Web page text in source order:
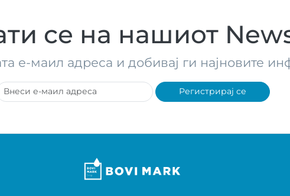
се на нашиот
е-маил адреса и добивај ги најновите
Регистрирај се